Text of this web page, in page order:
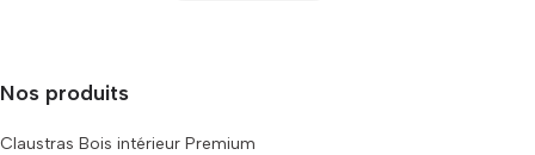
Nos produits
Claustras Bois intérieur Premium